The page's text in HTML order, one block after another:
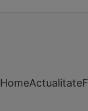
HomeActualitate